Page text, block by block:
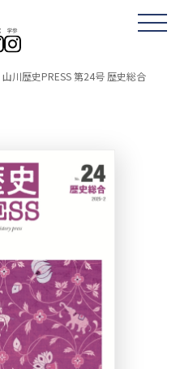
山川歴史PRESS 第24号 歴史総合